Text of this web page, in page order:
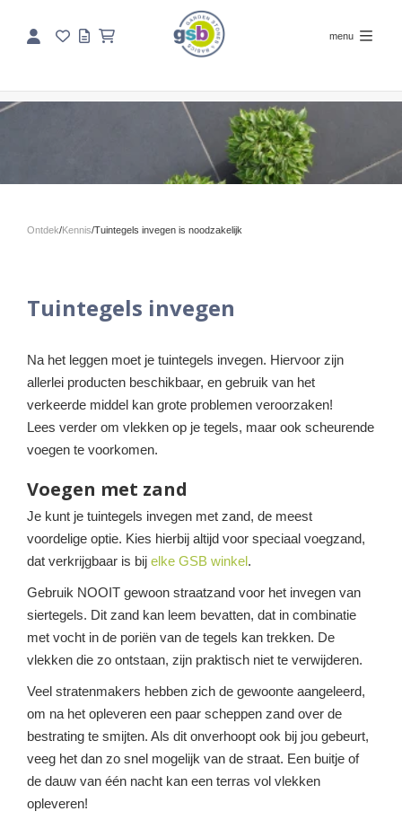
menu
Ontdek/Kennis/Tuintegels invegen is noodzakelijk
Tuintegels invegen
Na het leggen moet je tuintegels invegen. Hiervoor zijn
allerlei producten beschikbaar, en gebruik van het
verkeerde middel kan grote problemen veroorzaken!
Lees verder om vlekken op je tegels, maar ook scheurende
voegen te voorkomen.
Voegen met zand
Je kunt je tuintegels invegen met zand, de meest
voordelige optie. Kies hierbij altijd voor speciaal voegzand,
dat verkrijgbaar is bij elke GSB winkel .
Gebruik NOOIT gewoon straatzand voor het invegen van
siertegels. Dit zand kan leem bevatten, dat in combinatie
met vocht in de poriën van de tegels kan trekken. De
vlekken die zo ontstaan, zijn praktisch niet te verwijderen.
Veel stratenmakers hebben zich de gewoonte aangeleerd,
om na het opleveren een paar scheppen zand over de
bestrating te smijten. Als dit onverhoopt ook bij jou gebeurt,
veeg het dan zo snel mogelijk van de straat. Een buitje of
de dauw van één nacht kan een terras vol vlekken
opleveren!